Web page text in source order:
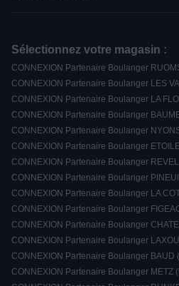
Sélectionnez votre magasin :
CONNEXION Partenaire Boulanger
CONNEXION Partenaire Boulanger LES
CONNEXION Partenaire Boulanger LA
CONNEXION Partenaire Boulanger
CONNEXION Partenaire Boulanger
CONNEXION Partenaire Boulanger
CONNEXION Partenaire Boulanger
CONNEXION Partenaire Boulanger
CONNEXION Partenaire Boulanger LA
CONNEXION Partenaire Boulanger
CONNEXION Partenaire Boulanger
CONNEXION Partenaire Boulanger
CONNEXION Partenaire Boulanger BAUD
CONNEXION Partenaire Boulanger METZ